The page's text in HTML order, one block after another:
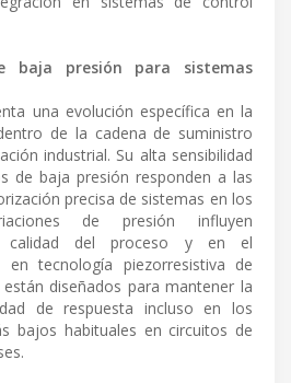
baja presión para sistemas
una evolución específica en la
de la cadena de suministro
industrial. Su alta sensibilidad
de baja presión responden a las
precisa de sistemas en los
de presión influyen
calidad del proceso y en el
en tecnología piezorresistiva de
diseñados para mantener la
de respuesta incluso en los
bajos habituales en circuitos de